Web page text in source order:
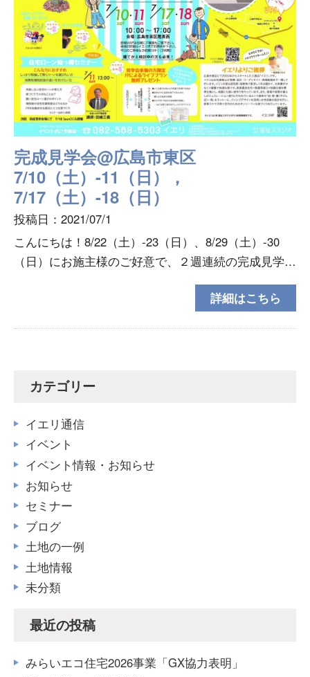
完成見学会@広島市東区
7/10（土）-11（日），
7/17（土）-18（日）
投稿日：2021/07/1
こんにちは！8/22（土）-23（日）、8/29（土）-30
（日）にお施主様のご好意で、２週連続の完成見学会
を行わさせて頂くことになりました！場所は呉市三条
１丁目です！今回は素材の質感にこだわったグレ
詳細はこちら
カテゴリー
イエリ通信
イベント
イベント情報・お知らせ
お知らせ
セミナー
ブログ
土地の一例
土地情報
未分類
最近の投稿
みらいエコ住宅2026事業「GX協力表明」